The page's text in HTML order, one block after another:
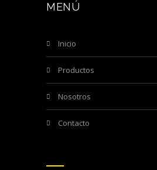
MENÚ
inicio
productos
nosotros
contacto